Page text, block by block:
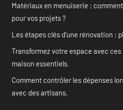
Matériaux en menuiserie :
pour vos projets ?
Les étapes clés d’une rénovation :
Transformez votre espace avec
maison essentiels.
Comment contrôler les dépenses
avec des artisans.